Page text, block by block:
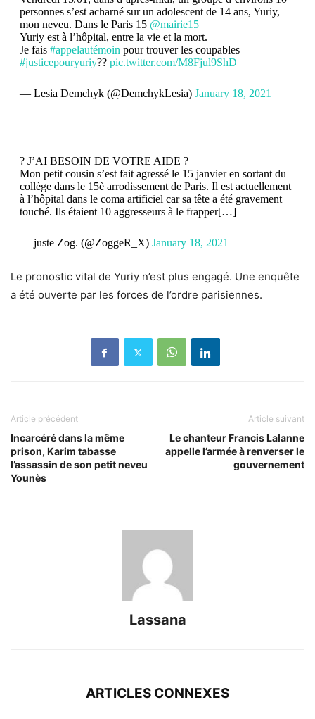
personnes s’est acharné sur un adolescent de 14 ans, Yuriy,
mon neveu. Dans le Paris 15 @mairie15
Yuriy est à l’hôpital, entre la vie et la mort.
Je fais #appelautémoin pour trouver les coupables
#justicepouryuriy?? pic.twitter.com/M8Fjul9ShD
— Lesia Demchyk (@DemchykLesia) January 18, 2021
?️ J’AI BESOIN DE VOTRE AIDE ?️
Mon petit cousin s’est fait agressé le 15 janvier en sortant du
collège dans le 15è arrodissement de Paris. Il est actuellement
à l’hôpital dans le coma artificiel car sa tête a été gravement
touché. Ils étaient 10 aggresseurs à le frapper[…]
— juste Zog. (@ZoggeR_X) January 18, 2021
Le pronostic vital de Yuriy n’est plus engagé. Une enquête
a été ouverte par les forces de l’ordre parisiennes.
Article précédent
Incarcéré dans la même
prison, Karim tabasse
l’assassin de son petit neveu
Younès
Article suivant
Le chanteur Francis Lalanne
appelle l’armée à renverser le
gouvernement
Lassana
ARTICLES CONNEXES